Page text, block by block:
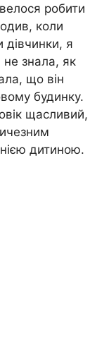
робити
коли
дівчинки, я
не знала, як
що він
будинку.
щасливий,
дитиною.